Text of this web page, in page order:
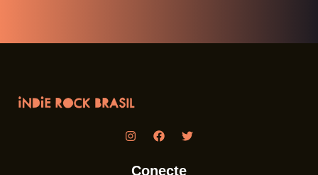
Conecte